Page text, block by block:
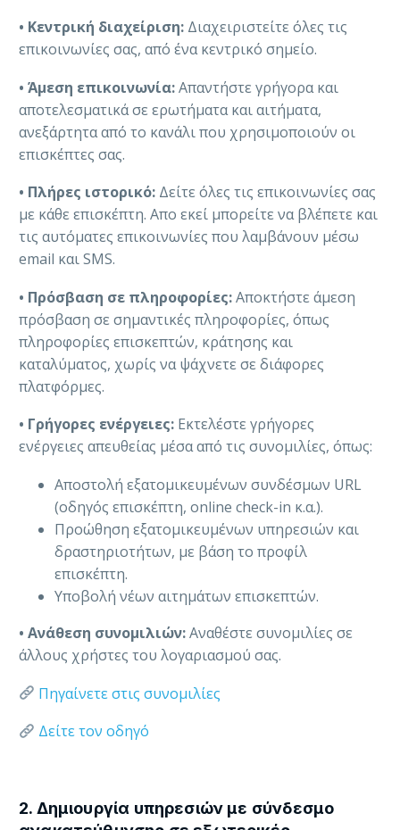
• Κεντρική διαχείριση: Διαχειριστείτε όλες τις
επικοινωνίες σας, από ένα κεντρικό σημείο.
• Άμεση επικοινωνία:Απαντήστε γρήγορα και
αποτελεσματικά σε ερωτήματα και αιτήματα,
ανεξάρτητα από το κανάλι που χρησιμοποιούν οι
επισκέπτες σας.
• Πλήρες ιστορικό: Δείτε όλες τις επικοινωνίες σας
με κάθε επισκέπτη. Απο εκεί μπορείτε να βλέπετε και
τις αυτόματες επικοινωνίες που λαμβάνουν μέσω
email και SMS.
• Πρόσβαση σε πληροφορίες:Αποκτήστε άμεση
πρόσβαση σε σημαντικές πληροφορίες, όπως
πληροφορίες επισκεπτών, κράτησης και
καταλύματος, χωρίς να ψάχνετε σε διάφορες
πλατφόρμες.
• Γρήγορες ενέργειες: Εκτελέστε γρήγορες
ενέργειες απευθείας μέσα από τις συνομιλίες, όπως:
Αποστολή εξατομικευμένων συνδέσμων URL
(οδηγός επισκέπτη, online check-in κ.α.).
Προώθηση εξατομικευμένων υπηρεσιών και
δραστηριοτήτων, με βάση το προφίλ
επισκέπτη.
Υποβολή νέων αιτημάτων επισκεπτών.
• Ανάθεση συνομιλιών:Αναθέστε συνομιλίες σε
άλλους χρήστες του λογαριασμού σας.
Πηγαίνετε στις συνομιλίες
Δείτε τον οδηγό
2. Δημιουργία υπηρεσιών με σύνδεσμο